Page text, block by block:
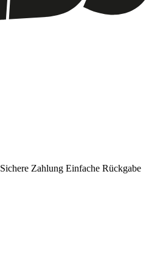
Sichere Zahlung Einfache Rückgabe